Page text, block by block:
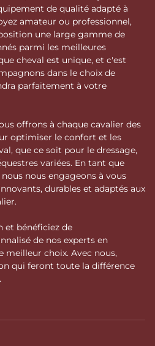
de qualité adapté à
amateur ou professionnel,
une large gamme de
parmi les meilleures
cheval est unique, et c'est
dans le choix de
parfaitement à votre
offrons à chaque cavalier des
optimiser le confort et les
que ce soit pour le dressage,
variées. En tant que
nous engageons à vous
durables et adaptés aux
et bénéficiez de
de nos experts en
meilleur choix. Avec nous,
qui feront toute la différence